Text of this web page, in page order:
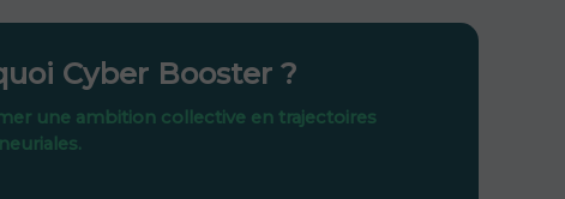
Cyber Booster ?
une ambition collective en trajectoires